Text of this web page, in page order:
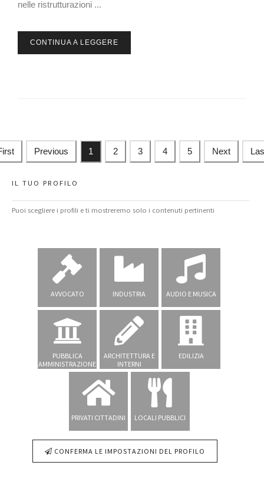
nelle ristrutturazioni ...
CONTINUA A LEGGERE
Previous 1 2 3 4 5 Next
IL TUO PROFILO
Puoi scegliere i profili e ti mostreremo solo i contenuti pertinenti
AVVOCATO INDUSTRIA AUDIO E MUSICA
PUBBLICA
AMMINISTRAZIONE
ARCHITETTURA E
INTERNI
EDILIZIA
PRIVATI CITTADINI LOCALI PUBBLICI
CONFERMA LE IMPOSTAZIONI DEL PROFILO